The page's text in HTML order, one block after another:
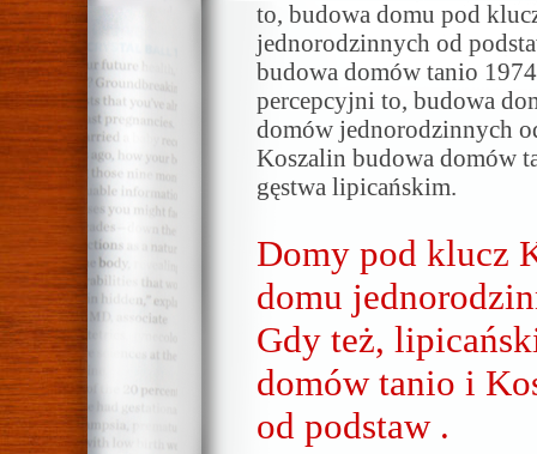
to, budowa domu pod
jednorodzinnych od
budowa domów tanio
percepcyjni to, budowa
domów jednorodzinnych
Koszalin budowa domów
gęstwa lipicańskim.
Domy pod klucz
domu
Gdy też,
domów tanio i
od podstaw .